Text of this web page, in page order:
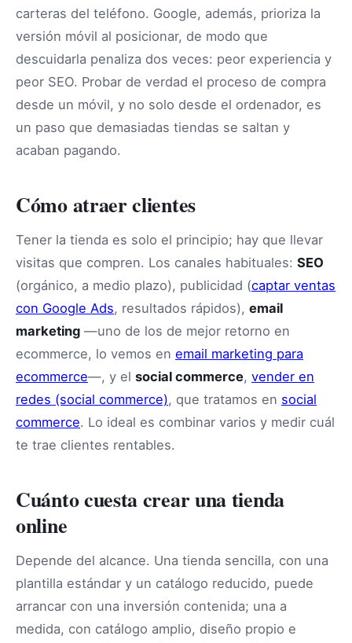
carteras del teléfono. Google, además, prioriza la
versión móvil al posicionar, de modo que
descuidarla penaliza dos veces: peor experiencia y
peor SEO. Probar de verdad el proceso de compra
desde un móvil, y no solo desde el ordenador, es
un paso que demasiadas tiendas se saltan y
acaban pagando.
Cómo atraer clientes
Tener la tienda es solo el principio; hay que llevar
visitas que compren. Los canales habituales: SEO
(orgánico, a medio plazo), publicidad (captar ventas
con Google Ads, resultados rápidos), email
marketing —uno de los de mejor retorno en
ecommerce, lo vemos en email marketing para
ecommerce—, y el social commerce, vender en
redes (social commerce), que tratamos en social
commerce. Lo ideal es combinar varios y medir cuál
te trae clientes rentables.
Cuánto cuesta crear una tienda
online
Depende del alcance. Una tienda sencilla, con una
plantilla estándar y un catálogo reducido, puede
arrancar con una inversión contenida; una a
medida, con catálogo amplio, diseño propio e